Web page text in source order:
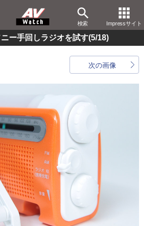
検索 Impressサイト
ー手回しラジオを試す(5/18)
次の画像